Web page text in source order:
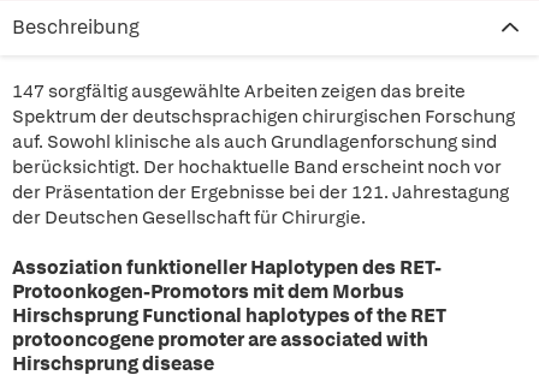
Beschreibung
147 sorgfältig ausgewählte Arbeiten zeigen das breite
Spektrum der deutschsprachigen chirurgischen Forschung
auf. Sowohl klinische als auch Grundlagenforschung sind
berücksichtigt. Der hochaktuelle Band erscheint noch vor
der Präsentation der Ergebnisse bei der 121. Jahrestagung
der Deutschen Gesellschaft für Chirurgie.
Assoziation funktioneller Haplotypen des RET-
Protoonkogen-Promotors mit dem Morbus
Hirschsprung Functional haplotypes of the RET
protooncogene promoter are associated with
Hirschsprung disease